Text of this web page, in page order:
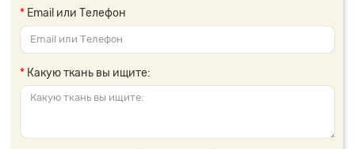
Email или Телефон
Какую ткань вы ищите: